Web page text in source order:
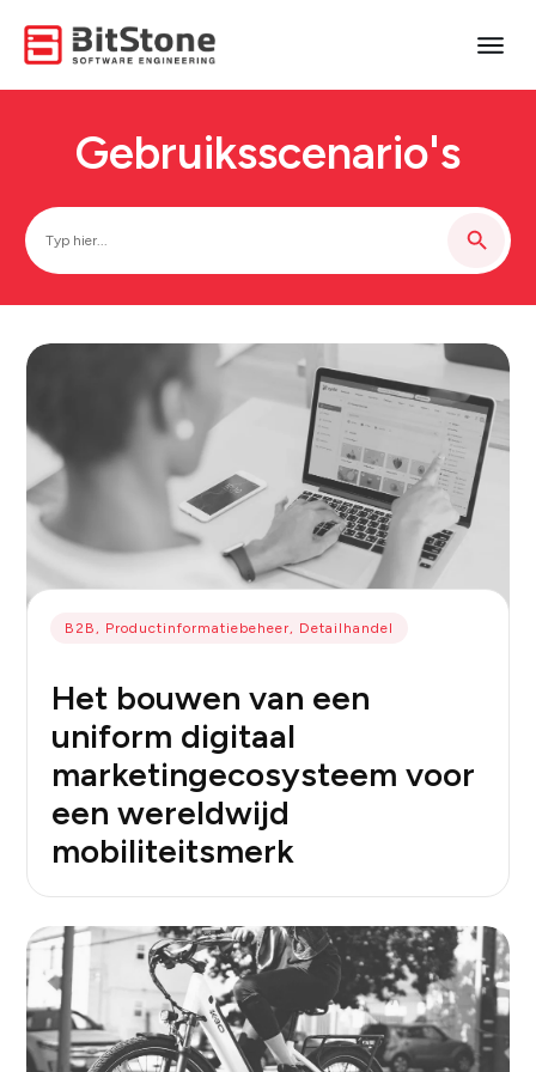
Gebruiksscenario's
B2B, Productinformatiebeheer, Detailhandel
Het bouwen van een
uniform digitaal
marketingecosysteem voor
een wereldwijd
mobiliteitsmerk